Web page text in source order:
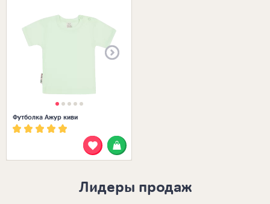
Футболка Ажур киви
Лидеры продаж